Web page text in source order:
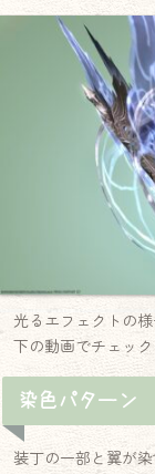
光るエフェクトの
下の動画でチェッ
染色パターン
装丁の一部と翼が染